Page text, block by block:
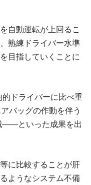
自動運転が上回るこ
熟練ドライバー水準
目指していくことに
的ドライバーに比べ重
バッグの作動を伴う
――といった成果を出
に比較することが肝
ようなシステム不備